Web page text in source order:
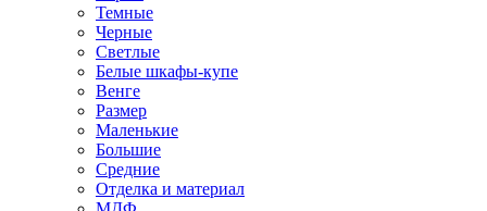
Темные
Черные
Светлые
Белые шкафы-купе
Венге
Размер
Маленькие
Большие
Средние
Отделка и материал